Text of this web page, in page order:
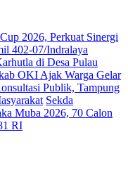
2026, Perkuat Sinergi
402-07/Indralaya
di Desa Pulau
OKI Ajak Warga Gelar
Publik, Tampung
Sekda
Muba 2026, 70 Calon
RI